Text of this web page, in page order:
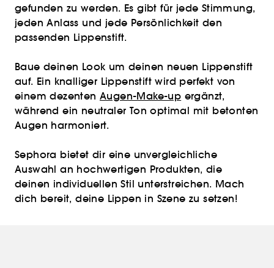
gefunden zu werden. Es gibt für jede Stimmung,
jeden Anlass und jede Persönlichkeit den
passenden Lippenstift.
Baue deinen Look um deinen neuen Lippenstift
auf. Ein knalliger Lippenstift wird perfekt von
einem dezenten Augen-Make-up ergänzt,
während ein neutraler Ton optimal mit betonten
Augen harmoniert.
Sephora bietet dir eine unvergleichliche
Auswahl an hochwertigen Produkten, die
deinen individuellen Stil unterstreichen. Mach
dich bereit, deine Lippen in Szene zu setzen!